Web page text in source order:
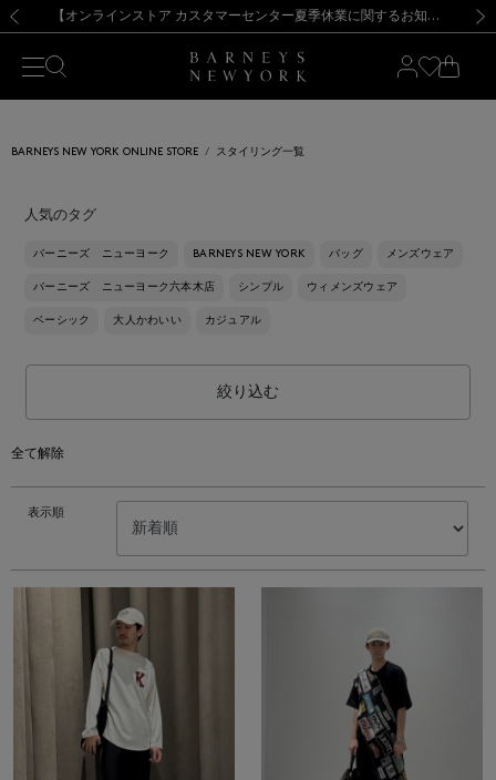
新規登録のお客様も対象！＜MY BARNEYS＞会員のお客様は11,000円（税込）以上のお買上げで常時送料無料！お買い物の際は会員登録を！
【夏季休業に伴う出荷一時停止のお知らせ】(2026.8.7) 【オンラインストア カスタマーセンター夏季休業に関するお知らせ】（2026.8.7）
【夏季休業に伴う返品・交換承り一時停止のお知らせ】（2026.8.5）
熊本県を中心とした地震の影響によるお荷物のお届けについて
【開催中】SUMMER SALEのご案内・ご注意事項 新規登録のお客様も対象！＜MY BARNEYS＞会員のお客様は11,000円（税込）以上のお買上げで常時送料無料！お買い物の際は会員登録を！
【夏季休業に伴う出荷一時停止のお知らせ】(2026.8.7)
BARNEYS NEW YORK ONLINE STORE スタイリング一覧
人気のタグ
バーニーズ ニューヨーク BARNEYS NEW YORK バッグ メンズウェア
バーニーズ ニューヨーク六本木店 シンプル ウィメンズウェア
ベーシック 大人かわいい カジュアル
絞り込む
全て解除
表示順